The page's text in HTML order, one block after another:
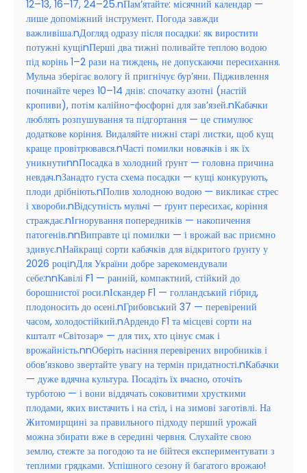
12–13, 16–17, 24–25.nПам’ятайте: місячний календар —
лише допоміжний інструмент. Погода завжди
важливіша.nДогляд одразу після посадки: як виростити
потужні кущіnПерші два тижні поливайте теплою водою
під корінь 1–2 рази на тиждень, не допускаючи пересихання.
Мульча зберігає вологу й пригнічує бур’яни. Підживлення
починайте через 10–14 днів: спочатку азотні (настій
кропиви), потім калійно-фосфорні для зав’язей.nКабачки
люблять розпушування та підгортання — це стимулює
додаткове коріння. Видаляйте нижні старі листки, щоб кущ
краще провітрювався.nЧасті помилки новачків і як їх
уникнутиnnПосадка в холодний ґрунт — головна причина
невдач.nЗанадто густа схема посадки — кущі конкурують,
плоди дрібніють.nПолив холодною водою — викликає стрес
і хвороби.nВідсутність мульчі — ґрунт пересихає, коріння
страждає.nІгнорування попередників — накопичення
патогенів.nnВиправте ці помилки — і врожай вас приємно
здивує.nНайкращі сорти кабачків для відкритого ґрунту у
2026 роціnДля України добре зарекомендували
себе:nnКавілі F1 — ранній, компактний, стійкий до
борошнистої роси.nІскандер F1 — голландський гібрид,
плодоносить до осені.nГрибовський 37 — перевірений
часом, холодостійкий.nАрдендо F1 та місцеві сорти на
кшталт «Світозар» — для тих, хто цінує смак і
врожайність.nnОберіть насіння перевірених виробників і
обов’язково звертайте увагу на термін придатності.nКабачки
— дуже вдячна культура. Посадіть їх вчасно, оточіть
турботою — і вони віддячать соковитими хрусткими
плодами, яких вистачить і на стіл, і на зимові заготівлі. На
Житомирщині за правильного підходу перший урожай
можна збирати вже в середині червня. Слухайте свою
землю, стежте за погодою та не бійтеся експериментувати з
теплими грядками. Успішного сезону й багатого врожаю!